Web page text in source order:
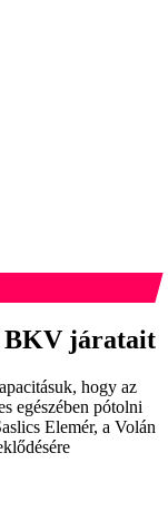
BKV járatait
hogy az
egészében pótolni
Elemér, a Volán